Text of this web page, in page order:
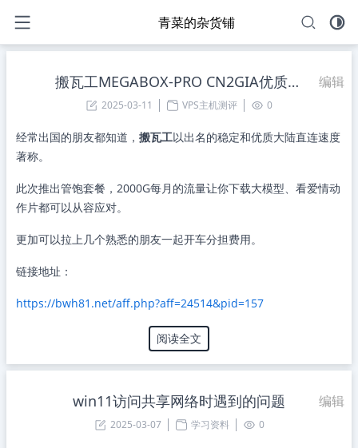
青菜的杂货铺
搬瓦工MEGABOX-PRO CN2GIA优质线路VPS限量放货 编辑
2025-03-11 VPS主机测评 0
经常出国的朋友都知道， 搬瓦工以出名的稳定和优质大陆直连速度
著称。
此次推出管饱套餐，2000G每月的流量让你下载大模型、看爱情动
作片都可以从容应对。
更加可以拉上几个熟悉的朋友一起开车分担费用。
链接地址：
https://bwh81.net/aff.php?aff=24514&pid=157
阅读全文
win11访问共享网络时遇到的问题 编辑
2025-03-07 学习资料 0